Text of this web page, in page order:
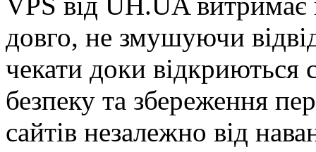
довго, не змушуючи
чекати доки відкриються
безпеку та збереження
сайтів незалежно від